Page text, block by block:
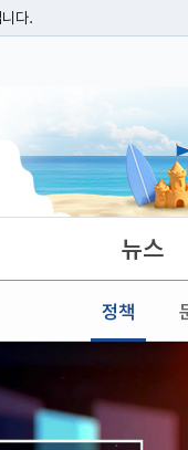
다.
하고 있다면 아래 URL에서
뉴스
정책